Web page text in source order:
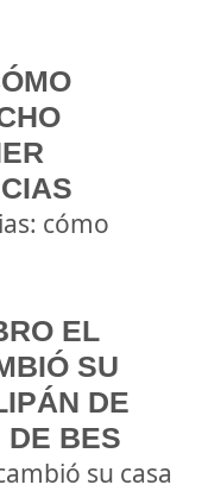
cómo
EL
SU
DE
DE BES
su casa